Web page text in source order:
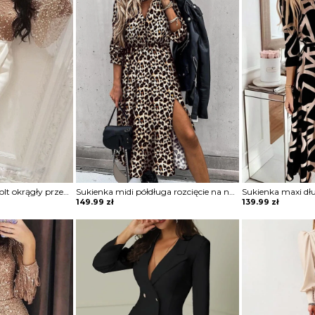
Długi rękaw bufki dekolt okrągły przeźroczysta koraliki długa maxi do ziemi wieczorowa impreza rozcięcie marszczenie suknia sukienka Glendora Sukienka midi półdługa rozcięcie na nogę marszczona w talii podkreślona talia koszulowa kołnierzyk dekolt v mankiety długi rękaw panterka cętki Lonna
149.99 zł 139.99 zł